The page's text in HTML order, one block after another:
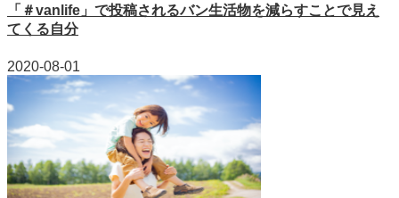
「＃vanlife」で投稿されるバン生活物を減らすことで見え
てくる自分
2020-08-01